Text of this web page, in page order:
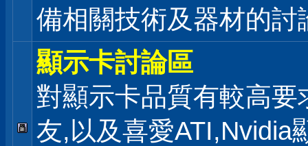
備相關技術及器材的討
顯示卡討論區
對顯示卡品質有較高要
友,以及喜愛ATI,Nvidia